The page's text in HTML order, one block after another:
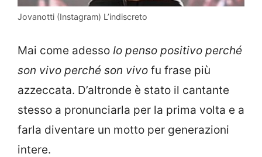
Jovanotti (Instagram) L’indiscreto
Mai come adesso Io penso positivo perché
son vivo perché son vivo fu frase più
azzeccata. D’altronde è stato il cantante
stesso a pronunciarla per la prima volta e a
farla diventare un motto per generazioni
intere.